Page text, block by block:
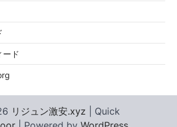
ード
リジュン激安.xyz | Quick